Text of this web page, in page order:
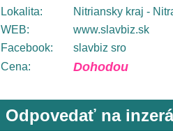
Lokalita:
Nitriansky kraj -
WEB:
www.slavbiz.sk
Facebook:
slavbiz sro
Cena:
Dohodou
Odpovedať na